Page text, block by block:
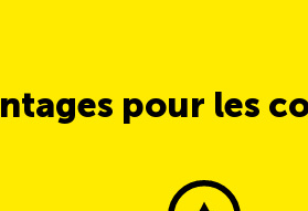
pour les